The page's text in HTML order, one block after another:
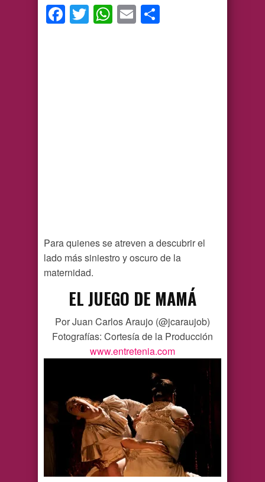
Facebook
TwitterWhatsApp
Email
Para quienes se atreven a descubrir el
lado más siniestro y oscuro de la
maternidad.
EL JUEGO DE MAMÁ
Por Juan Carlos Araujo (@jcaraujob)
Fotografías: Cortesía de la Producción
www.entretenia.com